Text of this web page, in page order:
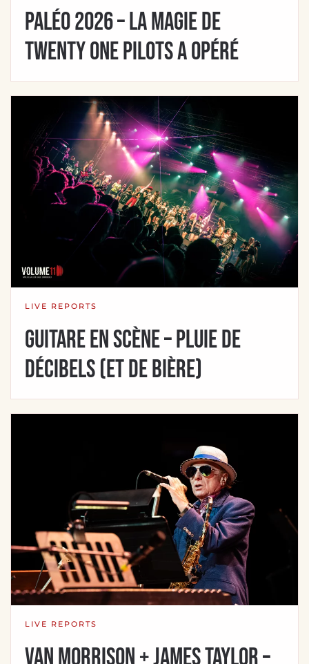
Paléo 2026 – La magie de
TWENTY ONE PILOTS a opéré
LIVE REPORTS
Guitare En Scène – Pluie de
décibels (et de bière)
LIVE REPORTS